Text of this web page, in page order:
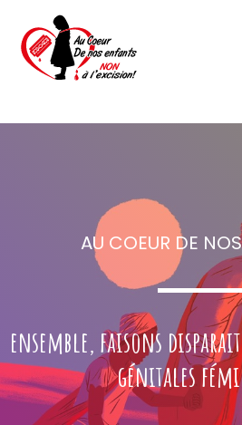
AU COEUR DE
ensemble, faisons
génitales